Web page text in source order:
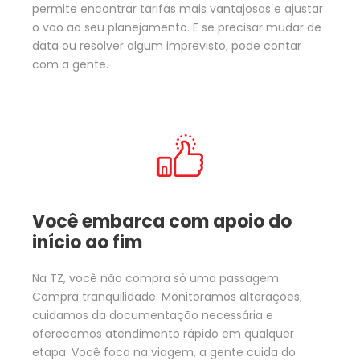
permite encontrar tarifas mais vantajosas e ajustar
o voo ao seu planejamento. E se precisar mudar de
data ou resolver algum imprevisto, pode contar
com a gente.
Você embarca com apoio do
início ao fim
Na TZ, você não compra só uma passagem.
Compra tranquilidade. Monitoramos alterações,
cuidamos da documentação necessária e
oferecemos atendimento rápido em qualquer
etapa. Você foca na viagem, a gente cuida do